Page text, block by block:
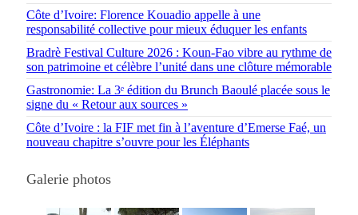
Côte d’Ivoire: Florence Kouadio appelle à une
responsabilité collective pour mieux éduquer les enfants
Bradrè Festival Culture 2026 : Koun-Fao vibre au rythme de
son patrimoine et célèbre l’unité dans une clôture mémorable
Gastronomie: La 3ᵉ édition du Brunch Baoulé placée sous le
signe du « Retour aux sources »
Côte d’Ivoire : la FIF met fin à l’aventure d’Emerse Faé, un
nouveau chapitre s’ouvre pour les Éléphants
Galerie photos